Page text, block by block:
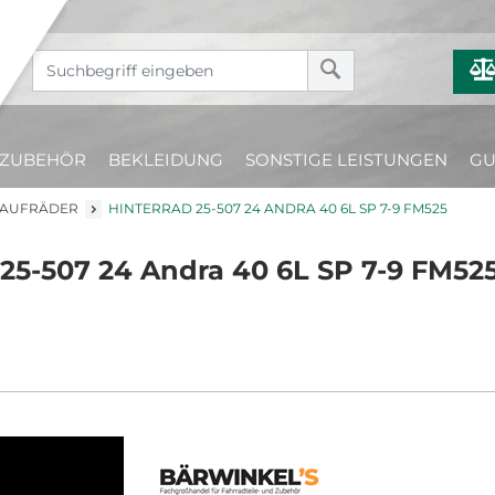
ZUBEHÖR BEKLEIDUNG SONSTIGE LEISTUNGEN
HINTERRAD 25-507 24 ANDRA 40 6L SP 7-9 FM525
507 24 Andra 40 6L SP 7-9